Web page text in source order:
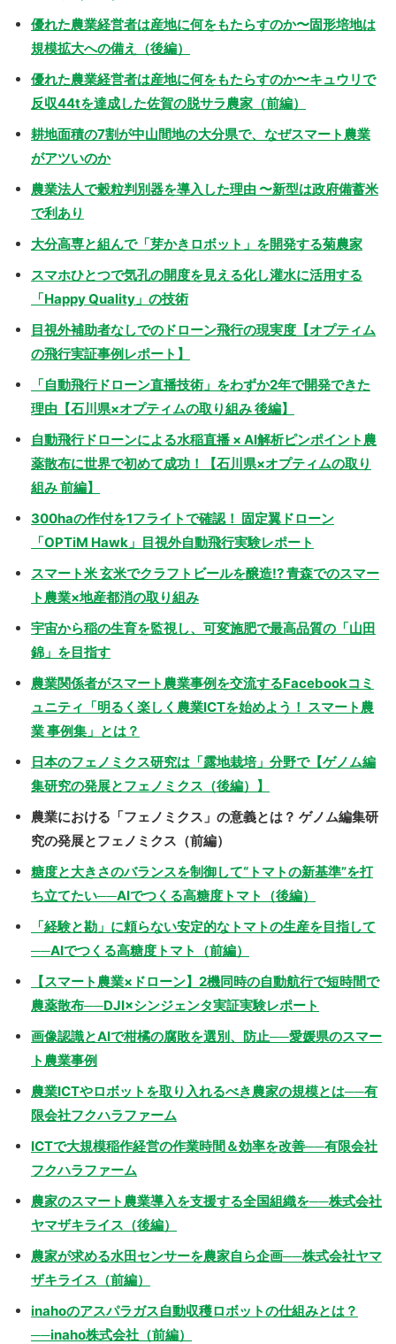
優れた農業経営者は産地に何をもたらすのか〜固形培地は
規模拡大への備え（後編）
優れた農業経営者は産地に何をもたらすのか〜キュウリで
反収44tを達成した佐賀の脱サラ農家（前編）
耕地面積の7割が中山間地の大分県で、なぜスマート農業
がアツいのか
農業法人で穀粒判別器を導入した理由 〜新型は政府備蓄米
で利あり
大分高専と組んで「芽かきロボット」を開発する菊農家
スマホひとつで気孔の開度を見える化し灌水に活用する
「Happy Quality」の技術
目視外補助者なしでのドローン飛行の現実度【オプティム
の飛行実証事例レポート】
「自動飛行ドローン直播技術」をわずか2年で開発できた
理由【石川県×オプティムの取り組み 後編】
自動飛行ドローンによる水稲直播 × AI解析ピンポイント農
薬散布に世界で初めて成功！【石川県×オプティムの取り
組み 前編】
300haの作付を1フライトで確認！ 固定翼ドローン
「OPTiM Hawk」目視外自動飛行実験レポート
スマート米 玄米でクラフトビールを醸造!? 青森でのスマー
ト農業×地産都消の取り組み
宇宙から稲の生育を監視し、可変施肥で最高品質の「山田
錦」を目指す
農業関係者がスマート農業事例を交流するFacebookコミ
ュニティ「明るく楽しく農業ICTを始めよう！ スマート農
業 事例集」とは？
日本のフェノミクス研究は「露地栽培」分野で【ゲノム編
集研究の発展とフェノミクス（後編）】
農業における「フェノミクス」の意義とは？ ゲノム編集研
究の発展とフェノミクス（前編）
糖度と大きさのバランスを制御して“トマトの新基準”を打
ち立てたい──AIでつくる高糖度トマト（後編）
「経験と勘」に頼らない安定的なトマトの生産を目指して
──AIでつくる高糖度トマト（前編）
【スマート農業×ドローン】2機同時の自動航行で短時間で
農薬散布──DJI×シンジェンタ実証実験レポート
画像認識とAIで柑橘の腐敗を選別、防止──愛媛県のスマー
ト農業事例
農業ICTやロボットを取り入れるべき農家の規模とは──有
限会社フクハラファーム
ICTで大規模稲作経営の作業時間＆効率を改善──有限会社
フクハラファーム
農家のスマート農業導入を支援する全国組織を──株式会社
ヤマザキライス（後編）
農家が求める水田センサーを農家自ら企画──株式会社ヤマ
ザキライス（前編）
inahoのアスパラガス自動収穫ロボットの仕組みとは？
──inaho株式会社（前編）